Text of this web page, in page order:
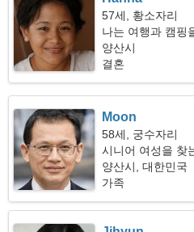
57세, 황소자리
나는 여행과 캠핑
양산시
결혼
Moon
58세, 궁수자리
시니어 여성을 찾
양산시, 대한민국
가족